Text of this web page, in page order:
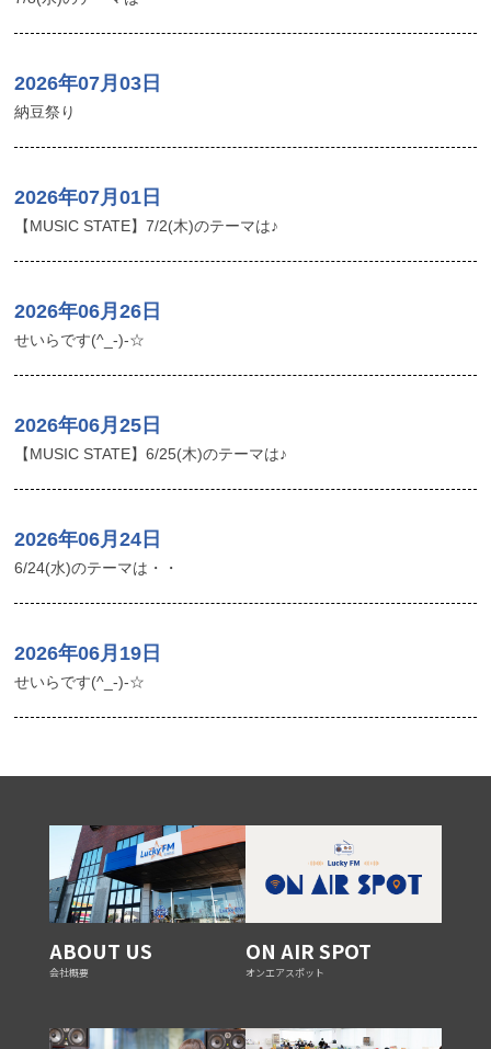
2026年07月03日
納豆祭り
2026年07月01日
【MUSIC STATE】7/2(木)のテーマは♪
2026年06月26日
せいらです(^_-)-☆
2026年06月25日
【MUSIC STATE】6/25(木)のテーマは♪
2026年06月24日
6/24(水)のテーマは・・
2026年06月19日
せいらです(^_-)-☆
ABOUT US
会社概要
ON AIR SPOT
オンエアスポット